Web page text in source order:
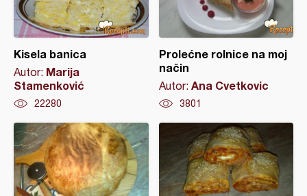
Kisela banica
Autor: Marija
Stamenković
22280
Prolećne rolnice na moj
način
Autor: Ana Cvetkovic
3801